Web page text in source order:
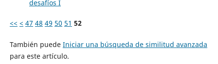
desafíos I
<< < 47 48 49 50 51 52
También puede Iniciar una búsqueda de similitud avanzada
para este artículo.